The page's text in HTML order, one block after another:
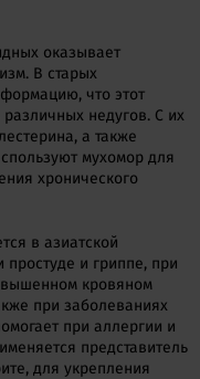
оказывает
В старых
что этот
недугов. С их
а также
мухомор для
хронического
в азиатской
и гриппе, при
кровяном
при заболеваниях
при аллергии и
представитель
для укрепления